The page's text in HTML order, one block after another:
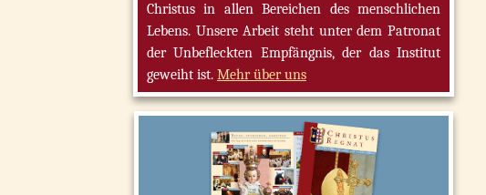
Christus in allen Bereichen des menschlichen
Lebens. Unsere Arbeit steht unter dem Patronat
der Unbefleckten Empfängnis, der das Institut
geweiht ist. Mehr über uns